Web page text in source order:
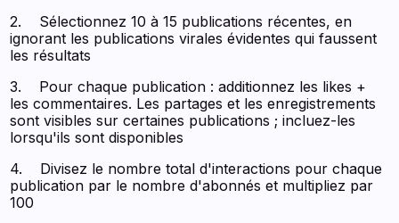
2. Sélectionnez 10 à 15 publications récentes, en
ignorant les publications virales évidentes qui faussent
les résultats
3. Pour chaque publication : additionnez les likes +
les commentaires. Les partages et les enregistrements
sont visibles sur certaines publications ; incluez-les
lorsqu'ils sont disponibles
4. Divisez le nombre total d'interactions pour chaque
publication par le nombre d'abonnés et multipliez par
100